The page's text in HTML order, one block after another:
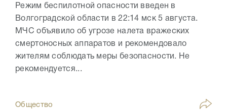
Режим беспилотной опасности введен в
Волгоградской области в 22:14 мск 5 августа.
МЧС объявило об угрозе налета вражеских
смертоносных аппаратов и рекомендовало
жителям соблюдать меры безопасности. Не
рекомендуется...
Общество